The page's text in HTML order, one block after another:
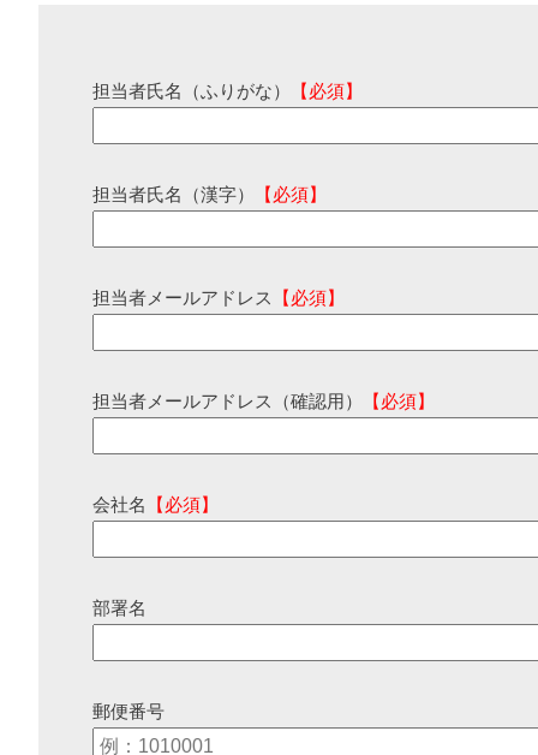
担当者氏名（ふりがな） 【必須】
担当者氏名（漢字） 【必須】
担当者メールアドレス 【必須】
担当者メールアドレス（確認用） 【必須】
会社名 【必須】
部署名
郵便番号